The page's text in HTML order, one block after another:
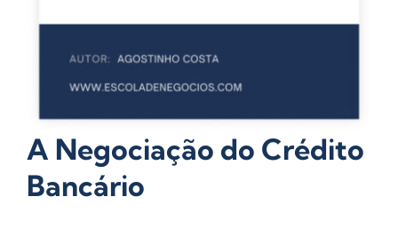
A Negociação do Crédito
Bancário